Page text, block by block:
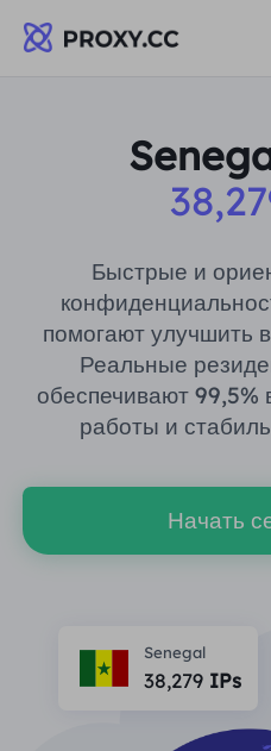
Статический
Неограниченный
ЖИЛЫЕ ПРОКСИ
Резидентный
Статический
Неограниченный
Прокси-провайдер
Data for AI
Решения
Исследование
SEO-мониторинг
ПАРТНЕРЫ
ПОМОЩЬ
Часто задаваемые
Русский
Быстрые и
помогают улучшить
Реальные
обеспечивают 99,5%
работы и
Начать
Senegal
38,279IPs